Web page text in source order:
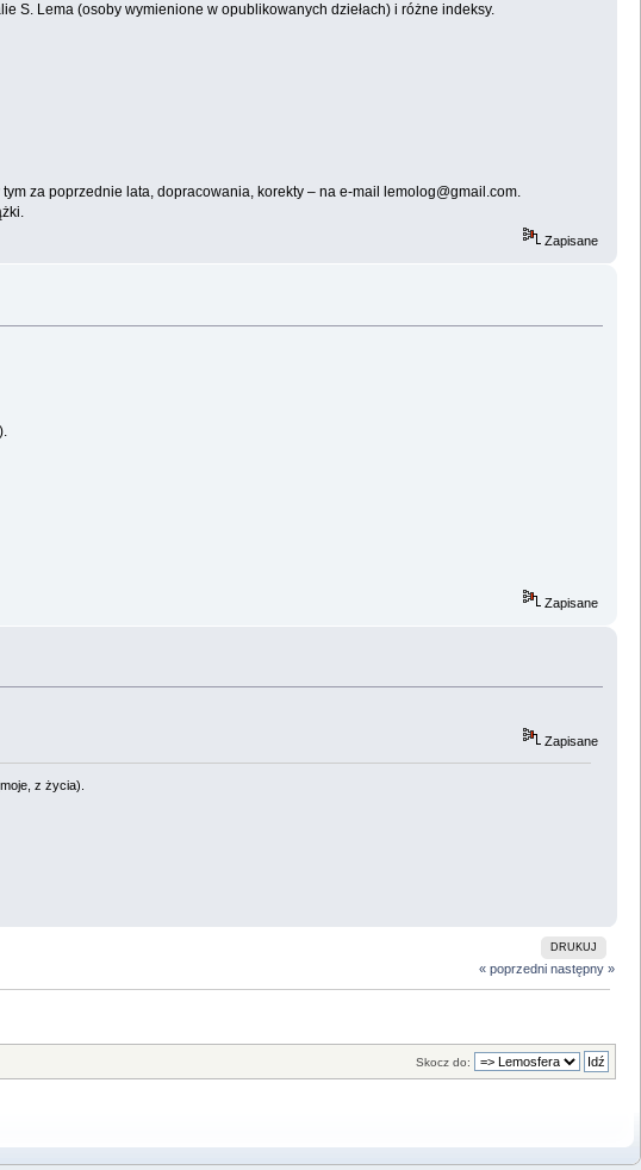
S. Lema (osoby wymienione w opublikowanych dziełach) i różne indeksy.
za poprzednie lata, dopracowania, korekty – na e-mail lemolog@gmail.com.
Zapisane
Zapisane
Zapisane
z życia).
DRUKUJ
« poprzedni następny »
Skocz do: